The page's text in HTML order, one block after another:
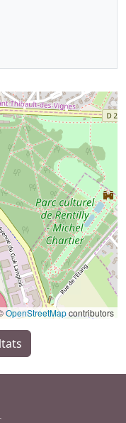
OpenStreetMapcontributors